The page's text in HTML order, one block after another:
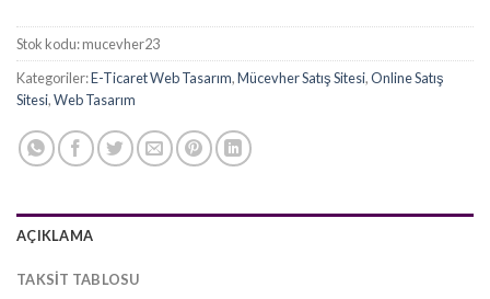
Stok kodu:mucevher23
Kategoriler:E-Ticaret Web Tasarım,Mücevher Satış Sitesi,Online Satış
Sitesi,Web Tasarım
AÇIKLAMA
TAKSIT TABLOSU